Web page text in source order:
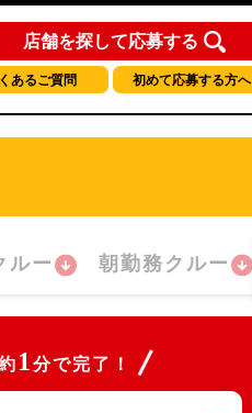
店舗を探して応募する
あるご質問 初めて応募する方へ
ルー 朝勤務クルー
1 分で完了！